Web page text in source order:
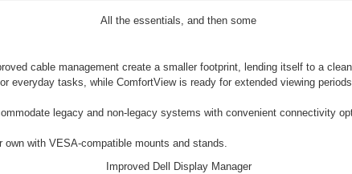
cable management create a smaller footprint, lending itself to a
everyday tasks, while ComfortView is ready for extended viewing
legacy and non-legacy systems with convenient connectivity
with VESA-compatible mounts and stands.